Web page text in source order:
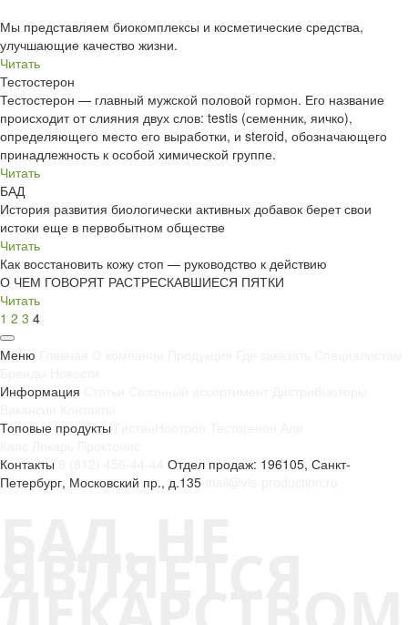
Мы представляем биокомплексы и косметические средства,
улучшающие качество жизни.
Читать
Тестостерон
Тестостерон — главный мужской половой гормон. Его название
происходит от слияния двух слов: testis (семенник, яичко),
определяющего место его выработки, и steroid, обозначающего
принадлежность к особой химической группе.
Читать
БАД
История развития биологически активных добавок берет свои
истоки еще в первобытном обществе
Читать
Как восстановить кожу стоп — руководство к действию
О ЧЕМ ГОВОРЯТ РАСТРЕСКАВШИЕСЯ ПЯТКИ
Читать
1 2 3 4
Меню
Информация
Топовые продукты
Контакты
Отдел продаж: 196105, Санкт-
Петербург, Московский пр., д.135